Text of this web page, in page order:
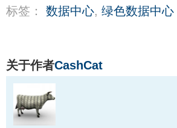
标签： 数据中心, 绿色数据中心
关于作者CashCat